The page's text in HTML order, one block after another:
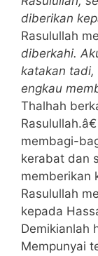
diberikan
Rasulullah
diberkahi.
katakan tadi,
engkau
Thalhah
membagi-
kerabat dan
memberikan
Rasulullah
kepada
Demikianlah
Mempunyai